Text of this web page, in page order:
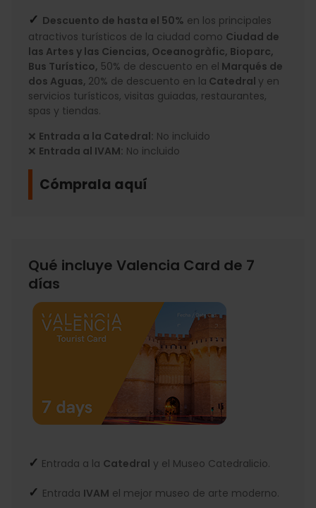
✓ Descuento de hasta el 50% en los principales
atractivos turísticos de la ciudad como Ciudad de
las Artes y las Ciencias, Oceanogràfic, Bioparc,
Bus Turístico, 50% de descuento en el Marqués de
dos Aguas, 20% de descuento en la Catedral y en
servicios turísticos, visitas guiadas, restaurantes,
spas y tiendas.
❌ Entrada a la Catedral: No incluido
❌ Entrada al IVAM: No incluido
Cómprala aquí
Qué incluye Valencia Card de 7
días
✓ Entrada a la Catedral y el Museo Catedralicio.
✓ Entrada IVAM el mejor museo de arte moderno.